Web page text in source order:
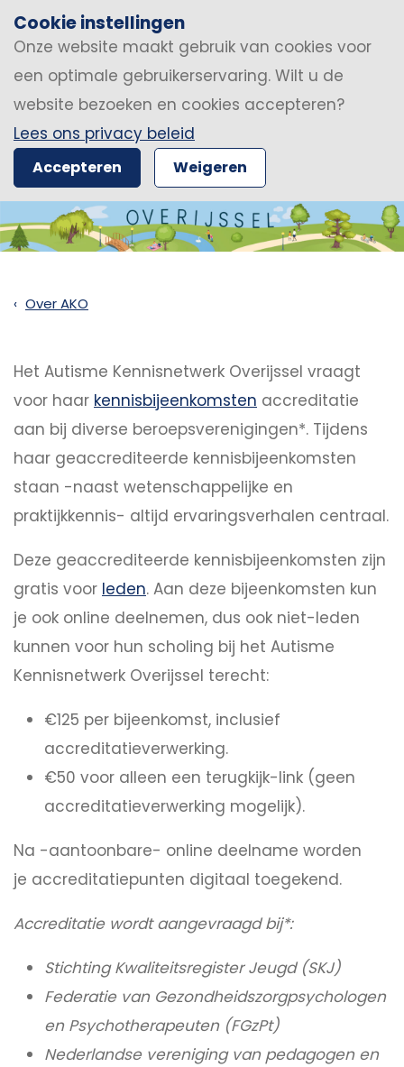
Cookie instellingen
Onze website maakt gebruik van cookies voor
een optimale gebruikerservaring. Wilt u de
website bezoeken en cookies accepteren?
Lees ons privacy beleid
Accepteren Weigeren
Over AKO
Het Autisme Kennisnetwerk Overijssel vraagt
voor haar kennisbijeenkomsten accreditatie
aan bij diverse beroepsverenigingen*. Tijdens
haar geaccrediteerde kennisbijeenkomsten
staan -naast wetenschappelijke en
praktijkkennis- altijd ervaringsverhalen centraal.
Deze geaccrediteerde kennisbijeenkomsten zijn
gratis voor leden. Aan deze bijeenkomsten kun
je ook online deelnemen, dus ook niet-leden
kunnen voor hun scholing bij het Autisme
Kennisnetwerk Overijssel terecht:
€125 per bijeenkomst, inclusief
accreditatieverwerking.
€50 voor alleen een terugkijk-link (geen
accreditatieverwerking mogelijk).
Na -aantoonbare- online deelname worden
je accreditatiepunten digitaal toegekend.
Accreditatie wordt aangevraagd bij*:
Stichting Kwaliteitsregister Jeugd (SKJ)
Federatie van Gezondheidszorgpsychologen
en Psychotherapeuten (FGzPt)
Nederlandse vereniging van pedagogen en